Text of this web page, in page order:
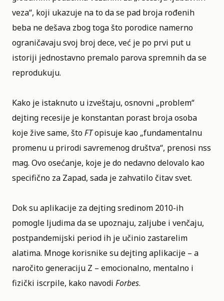
veza“, koji ukazuje na to da se pad broja rođenih
beba ne dešava zbog toga što porodice namerno
ograničavaju svoj broj dece, već je po prvi put u
istoriji jednostavno premalo parova spremnih da se
reprodukuju.
Kako je istaknuto u izveštaju, osnovni „problem“
dejting recesije je konstantan porast broja osoba
koje žive same, štoFTopisuje kao „fundamentalnu
promenu u prirodi savremenog društva“, prenosi nss
mag. Ovo osećanje, koje je do nedavno delovalo kao
specifično za Zapad, sada je zahvatilo čitav svet.
Dok su aplikacije za dejting sredinom 2010-ih
pomogle ljudima da se upoznaju, zaljube i venčaju,
postpandemijski period ih je učinio zastarelim
alatima. Mnoge korisnike su dejting aplikacije – a
naročito generaciju Z – emocionalno, mentalno i
fizički iscrpile, kako navodi Forbes.